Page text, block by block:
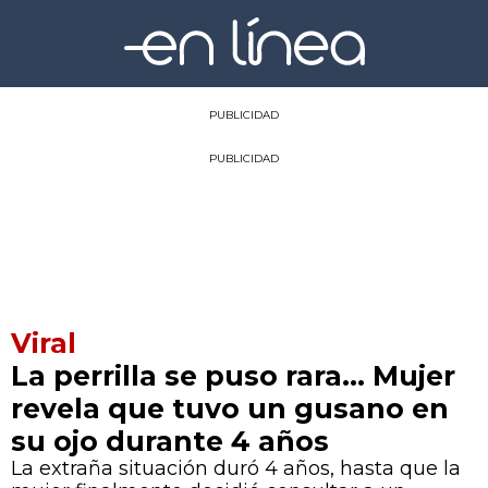
PUBLICIDAD
PUBLICIDAD
Viral
La perrilla se puso rara... Mujer
revela que tuvo un gusano en
su ojo durante 4 años
La extraña situación duró 4 años, hasta que la